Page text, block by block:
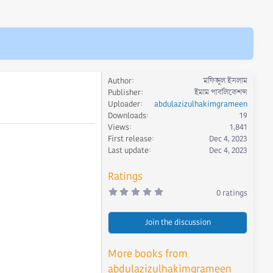
Author
মফিজুল ইসলাম
Publisher
ইমাম পাবলিকেশন্স
Uploader
abdulazizulhakimgrameen
Downloads
19
Views
1,841
First release
Dec 4, 2023
Last update
Dec 4, 2023
Ratings
0
0
s
(
s
)
0 ratings
Join the discussion
More books from
abdulazizulhakimgrameen